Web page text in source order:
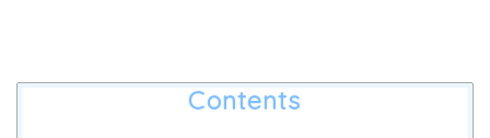
Contents